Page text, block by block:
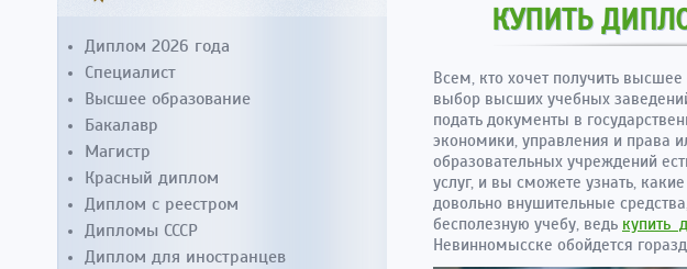
КУПИТЬ
Всем, кто хочет получить
выбор высших учебных
подать документы в
экономики, управления и права
образовательных учреждений
услуг, и вы сможете узнать,
довольно внушительные
бесполезную учебу, ведь купить
Невинномысске обойдется
Диплом 2026 года
Специалист
Высшее образование
Бакалавр
Магистр
Красный диплом
Диплом с реестром
Дипломы СССР
Диплом для иностранцев